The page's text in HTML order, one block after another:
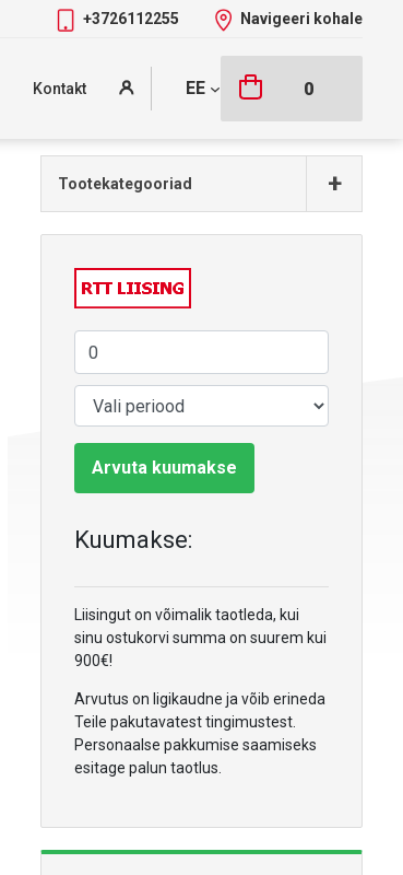
+3726112255 Navigeeri kohale
Kontakt EE 0
Tootekategooriad +
Arvuta kuumakse
Kuumakse:
Liisingut on võimalik taotleda, kui
sinu ostukorvi summa on suurem kui
900€!
Arvutus on ligikaudne ja võib erineda
Teile pakutavatest tingimustest.
Personaalse pakkumise saamiseks
esitage palun taotlus.